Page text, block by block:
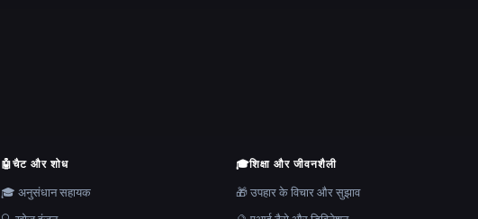
🤖चैट और शोध
🎓 अनुसंधान सहायक
🎓शिक्षा और जीवनशैली
🎁 उपहार के विचार और सुझाव